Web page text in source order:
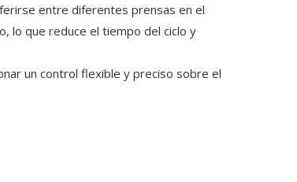
entre diferentes prensas en el
lo que reduce el tiempo del ciclo y
un control flexible y preciso sobre el